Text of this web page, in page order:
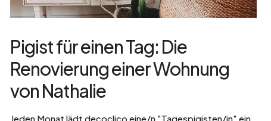
Pigist für einen Tag: Die
Renovierung einer Wohnung
von Nathalie
Jeden Monat lädt decoclico eine/n "Tagespigisten/in" ein,